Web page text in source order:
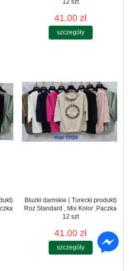
12 szt
41.00 zł
szczegóły
Bluzki damskie ( Turecki produkt)
Roz Standard , Mix Kolor .Paczka
12 szt
41.00 zł
szczegóły